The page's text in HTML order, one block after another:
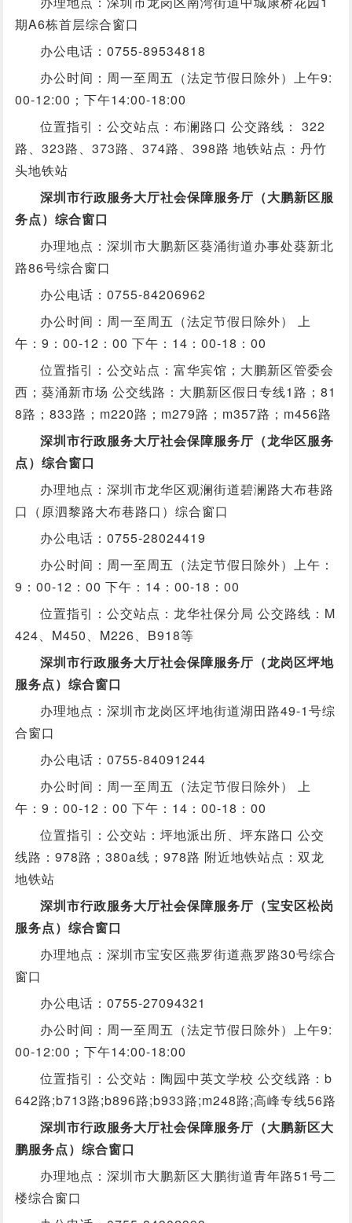
期A6栋首层综合窗口
办公电话：0755-89534818
办公时间：周一至周五（法定节假日除外）上午9:
00-12:00；下午14:00-18:00
位置指引：公交站点：布澜路口 公交路线： 322
路、323路、373路、374路、398路 地铁站点：丹竹
头地铁站
深圳市行政服务大厅社会保障服务厅（大鹏新区服
务点）综合窗口
办理地点：深圳市大鹏新区葵涌街道办事处葵新北
路86号综合窗口
办公电话：0755-84206962
办公时间：周一至周五（法定节假日除外） 上
午：9：00-12：00 下午：14：00-18：00
位置指引：公交站点：富华宾馆；大鹏新区管委会
西；葵涌新市场 公交线路：大鹏新区假日专线1路；81
8路；833路；m220路；m279路；m357路；m456路
深圳市行政服务大厅社会保障服务厅（龙华区服务
点）综合窗口
办理地点：深圳市龙华区观澜街道碧澜路大布巷路
口（原泗黎路大布巷路口）综合窗口
办公电话：0755-28024419
办公时间：周一至周五（法定节假日除外）上午：
9：00-12：00 下午：14：00-18：00
位置指引：公交站点：龙华社保分局 公交路线：M
424、M450、M226、B918等
深圳市行政服务大厅社会保障服务厅（龙岗区坪地
服务点）综合窗口
办理地点：深圳市龙岗区坪地街道湖田路49-1号综
合窗口
办公电话：0755-84091244
办公时间：周一至周五（法定节假日除外） 上
午：9：00-12：00 下午：14：00-18：00
位置指引：公交站：坪地派出所、坪东路口 公交
线路：978路；380a线；978路 附近地铁站点：双龙
地铁站
深圳市行政服务大厅社会保障服务厅（宝安区松岗
服务点）综合窗口
办理地点：深圳市宝安区燕罗街道燕罗路30号综合
窗口
办公电话：0755-27094321
办公时间：周一至周五（法定节假日除外）上午9:
00-12:00；下午14:00-18:00
位置指引：公交站：陶园中英文学校 公交线路：b
642路;b713路;b896路;b933路;m248路;高峰专线56路
深圳市行政服务大厅社会保障服务厅（大鹏新区大
鹏服务点）综合窗口
办理地点：深圳市大鹏新区大鹏街道青年路51号二
楼综合窗口